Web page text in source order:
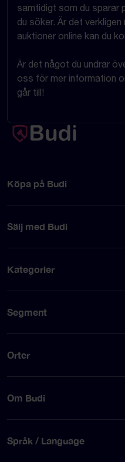
samtidigt som du sparar
du söker. Är det
auktioner online kan du
Är det något du undrar
oss för mer information
går till!
Köpa på Budi
Sälj med Budi
Kategorier
Segment
Orter
Om Budi
Språk / Language